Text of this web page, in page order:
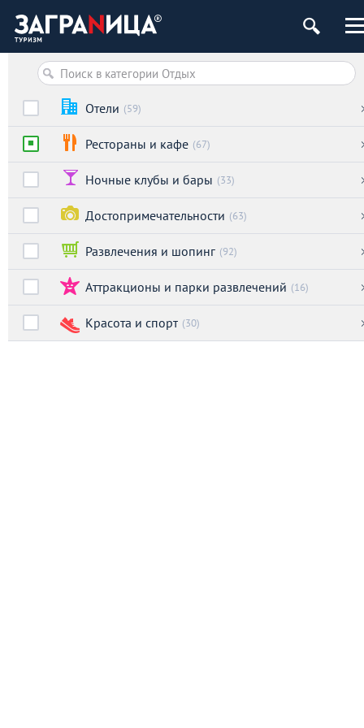
Отели (59)
Рестораны и кафе (67)
Ночные клубы и бары (33)
Достопримечательности (63)
Развлечения и шопинг (92)
Аттракционы и парки развлечений (16)
Красота и спорт (30)